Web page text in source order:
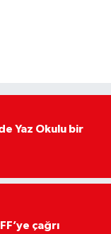
Yaz Okulu bir
çağrı